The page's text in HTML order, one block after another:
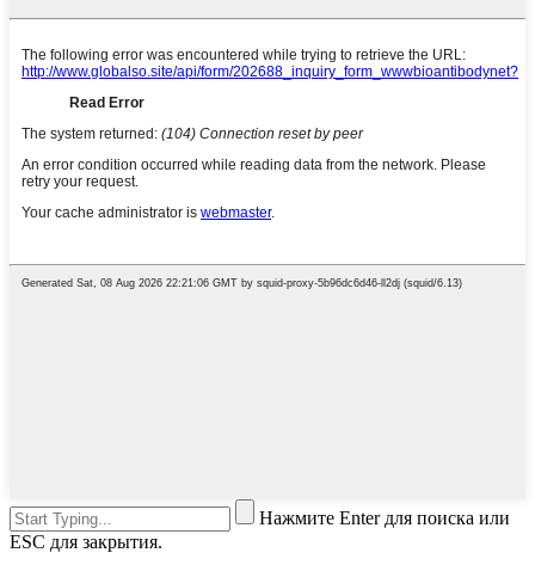
Нажмите Enter для поиска или
ESC для закрытия.